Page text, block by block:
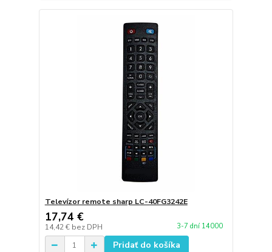
Televízor remote sharp LC-40FG3242E
17,74 €
14,42 € bez DPH 3-7 dní 14000
Pridať do košíka